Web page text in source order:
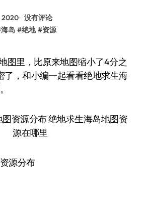
2020 没有评论
海岛 #绝地 #资源
了，和小编一起看看绝地求生海
源分布